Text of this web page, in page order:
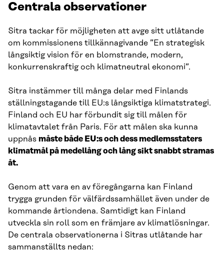
Centrala observationer
Sitra tackar för möjligheten att avge sitt utlåtande
om kommissionens tillkännagivande ”En strategisk
långsiktig vision för en blomstrande, modern,
konkurrenskraftig och klimatneutral ekonomi”.
Sitra instämmer till många delar med Finlands
ställningstagande till EU:s långsiktiga klimatstrategi.
Finland och EU har förbundit sig till målen för
klimatavtalet från Paris. För att målen ska kunna
uppnås måste både EU:s och dess medlemsstaters
klimatmål på medellång och lång sikt snabbt stramas
åt.
Genom att vara en av föregångarna kan Finland
trygga grunden för välfärdssamhället även under de
kommande årtiondena. Samtidigt kan Finland
utveckla sin roll som en främjare av klimatlösningar.
De centrala observationerna i Sitras utlåtande har
sammanställts nedan: